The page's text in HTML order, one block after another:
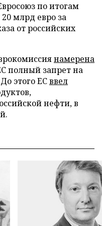
по итогам
20 млрд евро за
от российских
намерена
полный запрет на
этого ЕСввел
нефти, в